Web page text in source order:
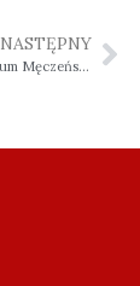
NASTĘPNY
2 lutego – Sanktuarium Męczeństwa Bł. Ks. Jerzego Popiełuszki we Włocławku